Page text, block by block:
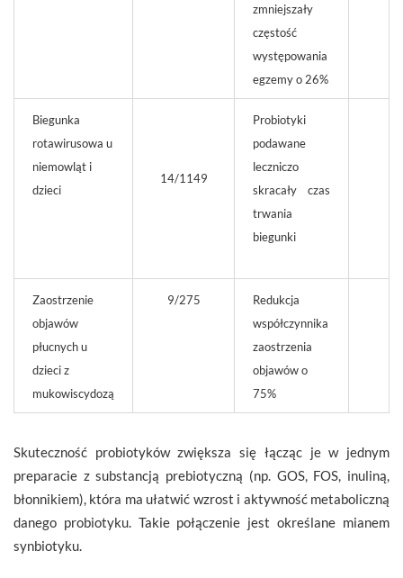
zmniejszały
częstość
występowania
egzemy o 26%
Biegunka
rotawirusowa u
niemowląt i
dzieci
14/1149
Probiotyki
podawane
leczniczo
skracały czas
trwania
biegunki
Zaostrzenie
objawów
płucnych u
dzieci z
mukowiscydozą
9/275
Redukcja
współczynnika
zaostrzenia
objawów o
75%
Skuteczność probiotyków zwiększa się łącząc je w jednym
preparacie z substancją prebiotyczną (np. GOS, FOS, inuliną,
błonnikiem), która ma ułatwić wzrost i aktywność metaboliczną
danego probiotyku. Takie połączenie jest określane mianem
synbiotyku.